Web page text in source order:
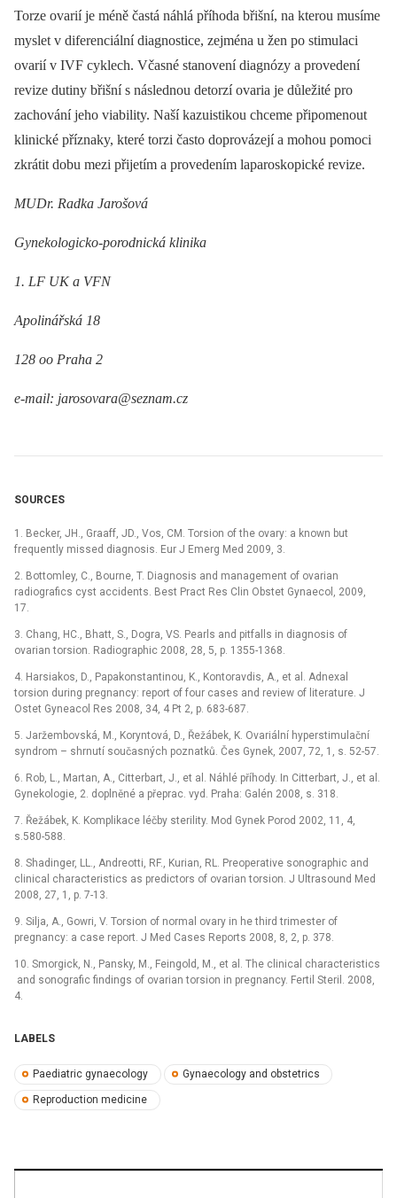
Torze ovarií je méně častá náhlá příhoda břišní, na kterou musíme
myslet v diferenciální diagnostice, zejména u žen po stimulaci
ovarií v IVF cyklech. Včasné stanovení diagnózy a provedení
revize dutiny břišní s následnou detorzí ovaria je důležité pro
zachování jeho viability. Naší kazuistikou chceme připomenout
klinické příznaky, které torzi často doprovázejí a mohou pomoci
zkrátit dobu mezi přijetím a provedením laparoskopické revize.
MUDr. Radka Jarošová
Gynekologicko-porodnická klinika
1. LF UK a VFN
Apolinářská 18
128 oo Praha 2
e-mail: jarosovara@seznam.cz
SOURCES
1. Becker, JH., Graaff, JD., Vos, CM. Torsion of the ovary: a known but
frequently missed diagnosis. Eur J Emerg Med 2009, 3.
2. Bottomley, C., Bourne, T. Diagnosis and management of ovarian
radiografics cyst accidents. Best Pract Res Clin Obstet Gynaecol, 2009,
17.
3. Chang, HC., Bhatt, S., Dogra, VS. Pearls and pitfalls in diagnosis of
ovarian torsion. Radiographic 2008, 28, 5, p. 1355-1368.
4. Harsiakos, D., Papakonstantinou, K., Kontoravdis, A., et al. Adnexal
torsion during pregnancy: report of four cases and review of literature. J
Ostet Gyneacol Res 2008, 34, 4 Pt 2, p. 683-687.
5. Jaržembovská, M., Koryntová, D., Řežábek, K. Ovariální hyperstimulační
syndrom –⁠ shrnutí současných poznatků. Čes Gynek, 2007, 72, 1, s. 52-57.
6. Rob, L., Martan, A., Citterbart, J., et al. Náhlé příhody. In Citterbart, J., et al.
Gynekologie, 2. doplněné a přeprac. vyd. Praha: Galén 2008, s. 318.
7. Řežábek, K. Komplikace léčby sterility. Mod Gynek Porod 2002, 11, 4,
s.580-588.
8. Shadinger, LL., Andreotti, RF., Kurian, RL. Preoperative sonographic and
clinical characteristics as predictors of ovarian torsion. J Ultrasound Med
2008, 27, 1, p. 7-13.
9. Silja, A., Gowri, V. Torsion of normal ovary in he third trimester of
pregnancy: a case report. J Med Cases Reports 2008, 8, 2, p. 378.
10. Smorgick, N., Pansky, M., Feingold, M., et al. The clinical characteristics
and sonografic findings of ovarian torsion in pregnancy. Fertil Steril. 2008,
4.
LABELS
Paediatric gynaecology Gynaecology and obstetrics
Reproduction medicine